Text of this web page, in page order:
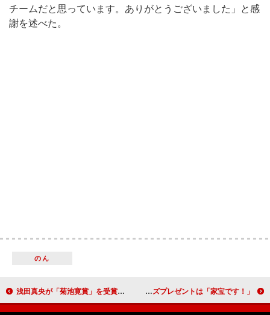
チームだと思っています。ありがとうございました」と感
謝を述べた。
のん
浅田真央が「菊池寛賞」を受賞 今後の目標は「感謝の滑り」 山田涼介“ハガレン”初日に「ドキドキ」 サプライズプレゼントは「家宝です！」